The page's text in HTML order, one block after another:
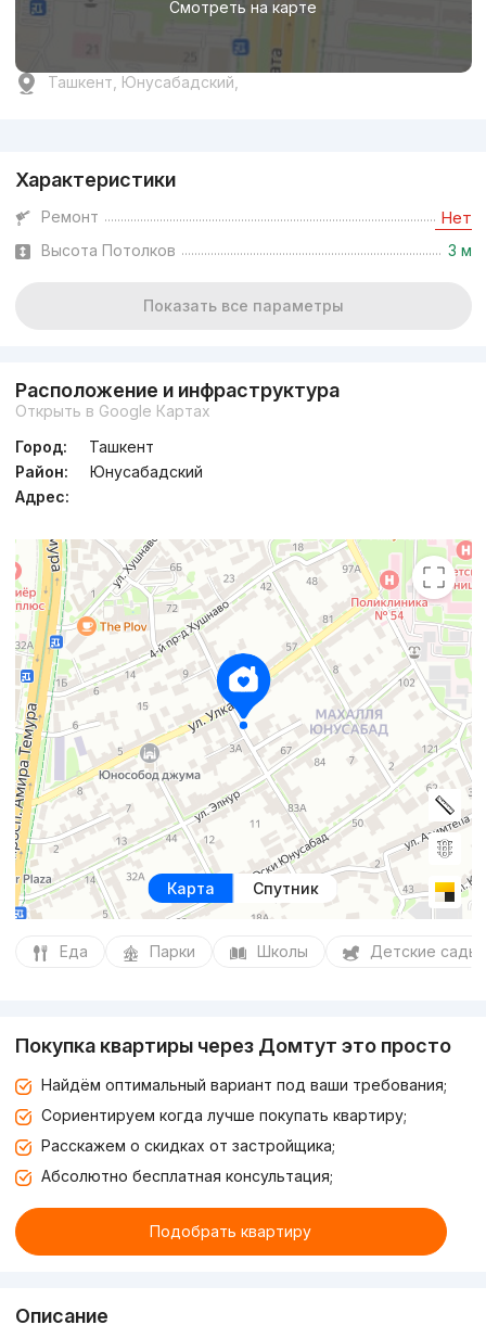
Смотреть на карте
Ташкент, Юнусабадский,
Характеристики
Ремонт Нет
Высота Потолков 3 м
Показать все параметры
Расположение и инфраструктура
Открыть в Google Картах
Город:
Ташкент
Район:
Юнусабадский
Адрес:
Карта Спутник
Еда Парки Школы Детские сады
Покупка квартиры через Домтут это просто
Найдём оптимальный вариант под ваши требования;
Сориентируем когда лучше покупать квартиру;
Расскажем о скидках от застройщика;
Абсолютно бесплатная консультация;
Подобрать квартиру
Описание